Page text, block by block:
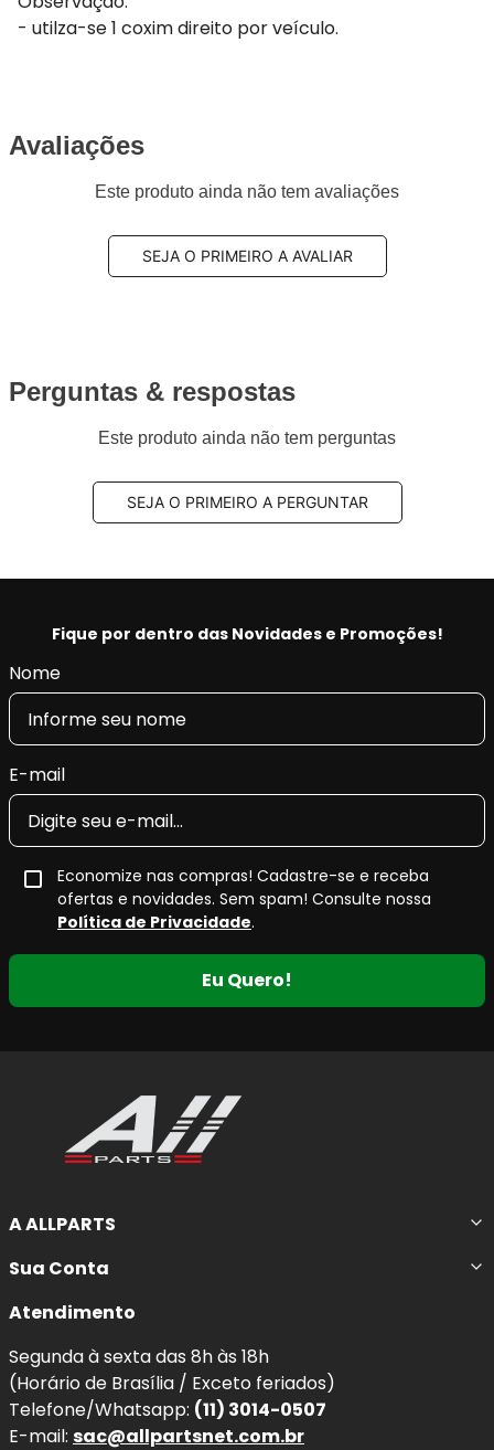
- utilza-se 1 coxim direito por veículo.
Avaliações
Este produto ainda não tem avaliações
SEJA O PRIMEIRO A AVALIAR
Perguntas & respostas
Este produto ainda não tem perguntas
SEJA O PRIMEIRO A PERGUNTAR
Fique por dentro das Novidades e Promoções!
Nome
E-mail
Economize nas compras! Cadastre-se e receba
ofertas e novidades. Sem spam! Consulte nossa
Política de Privacidade.
Eu Quero!
A ALLPARTS
Sua Conta
Atendimento
Segunda à sexta das 8h às 18h
(Horário de Brasília / Exceto feriados)
Telefone/Whatsapp: (11) 3014-0507
E-mail: sac@allpartsnet.com.br